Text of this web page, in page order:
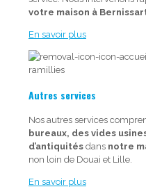
votre maison à
En savoir plus
Autres services
Nos autres services
bureaux, des vides
d’antiquités dans notre
non loin de Douai et Lille.
En savoir plus